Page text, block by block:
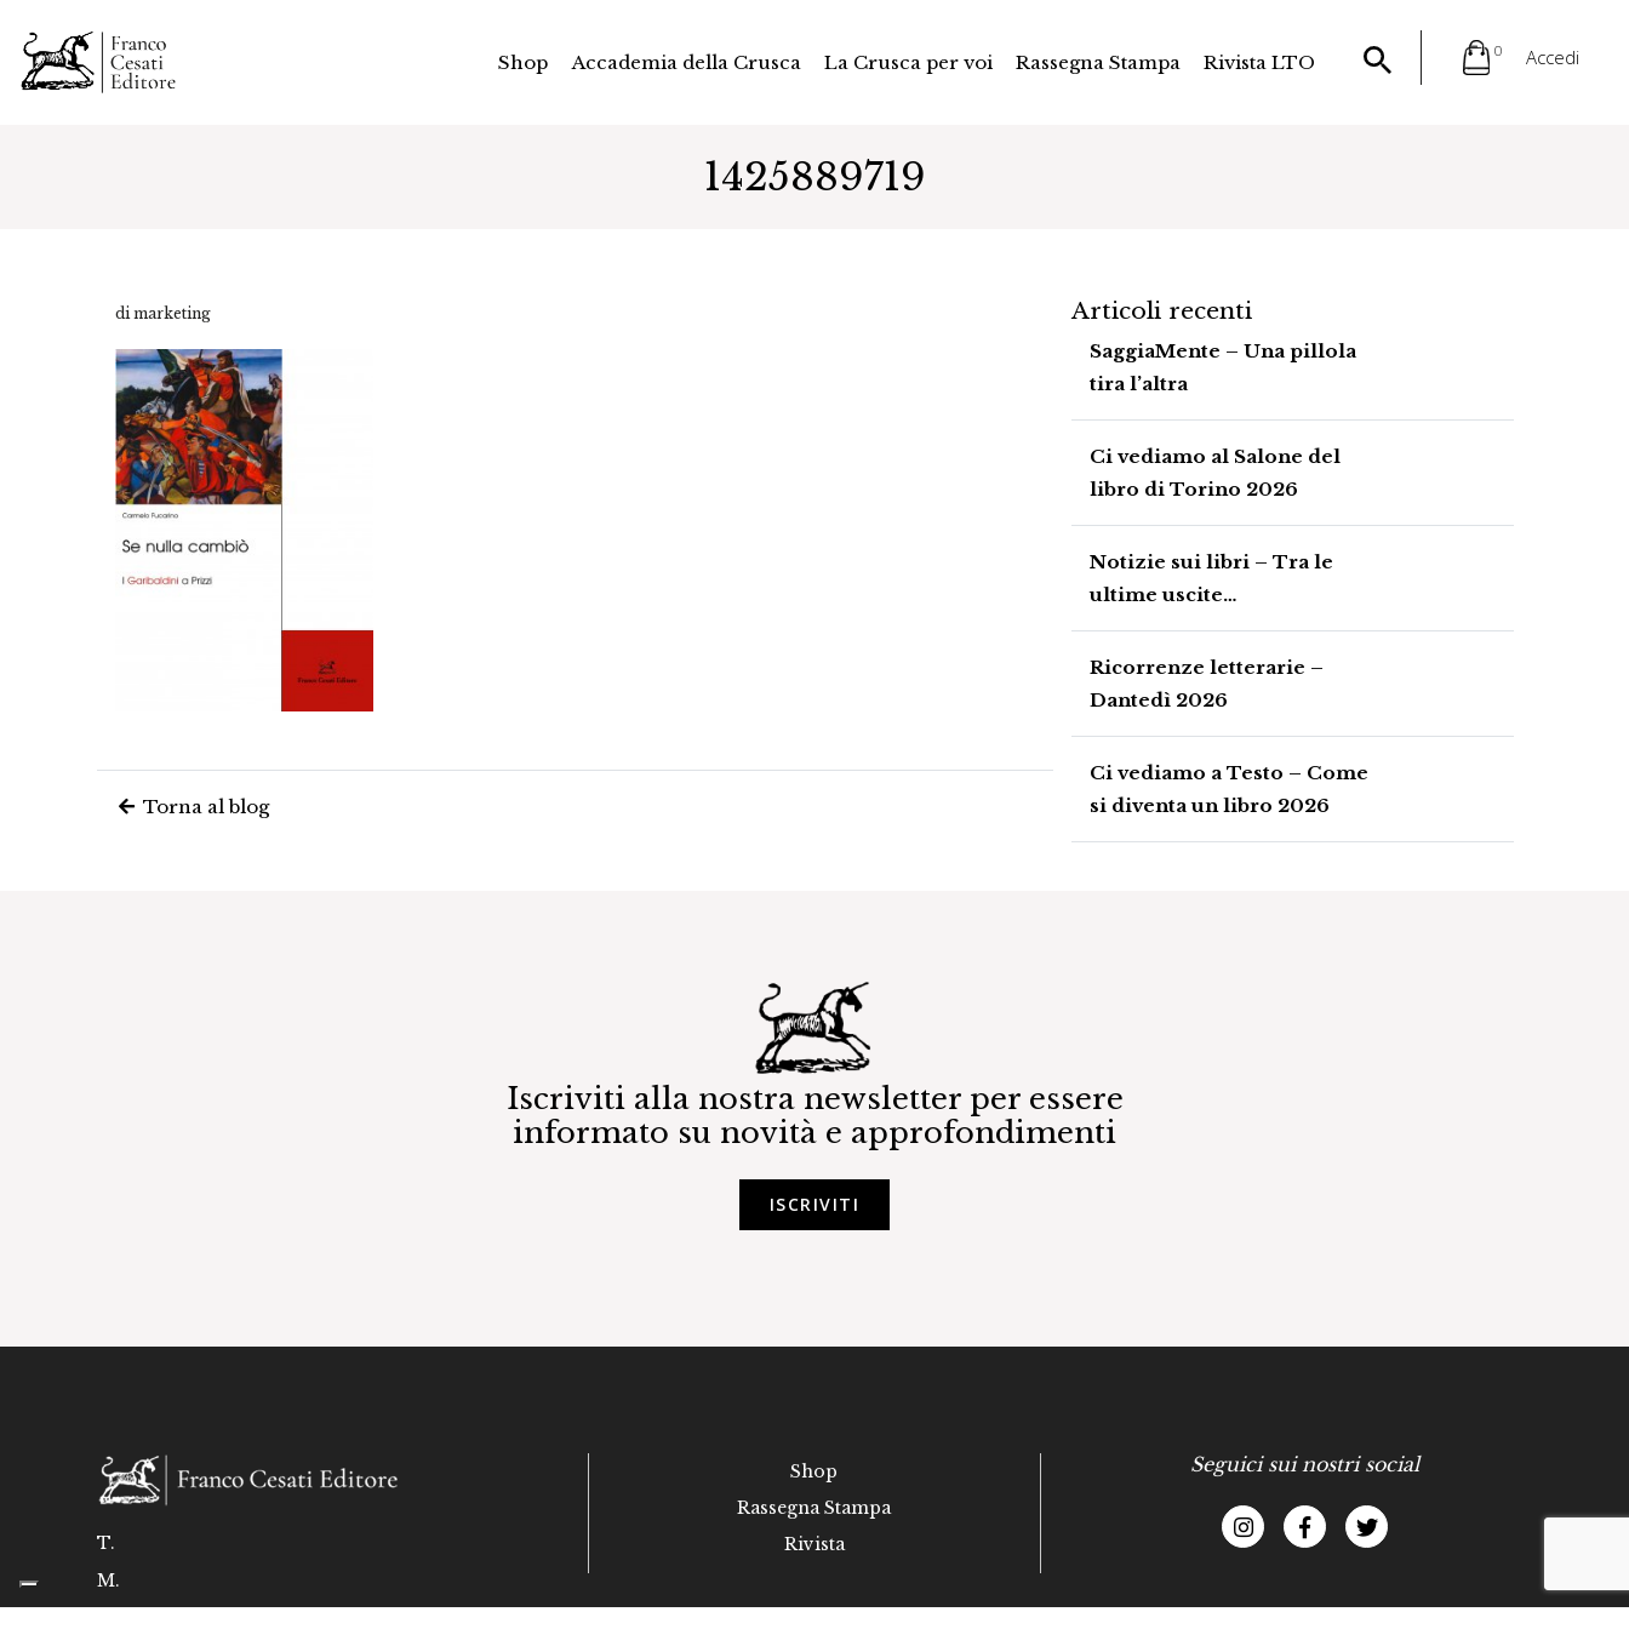
Shop Accademia della Crusca La Crusca per voi Rassegna Stampa Rivista LTO
0 Accedi
1425889719
di marketing
Torna al blog
Articoli recenti
SaggiaMente – Una pillola
tira l’altra
Ci vediamo al Salone del
libro di Torino 2026
Notizie sui libri – Tra le
ultime uscite…
Ricorrenze letterarie –
Dantedì 2026
Ci vediamo a Testo – Come
si diventa un libro 2026
Iscriviti alla nostra newsletter per essere
informato su novità e approfondimenti
ISCRIVITI
T.
M.
Shop
Rassegna Stampa
Rivista
Seguici sui nostri social